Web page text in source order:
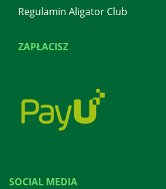
Regulamin Aligator Club
ZAPŁACISZ
SOCIAL MEDIA